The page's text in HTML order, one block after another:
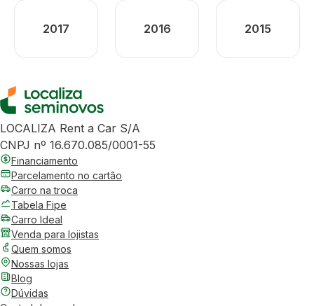
2017 2016 2015
LOCALIZA Rent a Car S/A
CNPJ nº 16.670.085/0001-55
Financiamento
Parcelamento no cartão
Carro na troca
Tabela Fipe
Carro Ideal
Venda para lojistas
Quem somos
Nossas lojas
Blog
Dúvidas